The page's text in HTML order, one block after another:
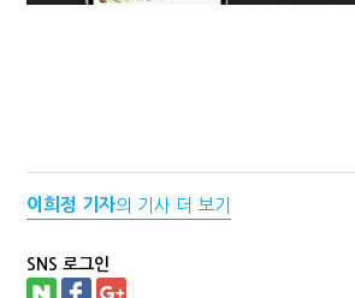
이희정 기자의 기사 더 보기
SNS 로그인